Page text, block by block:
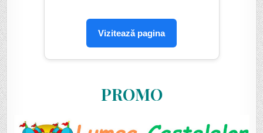
Vizitează pagina
PROMO